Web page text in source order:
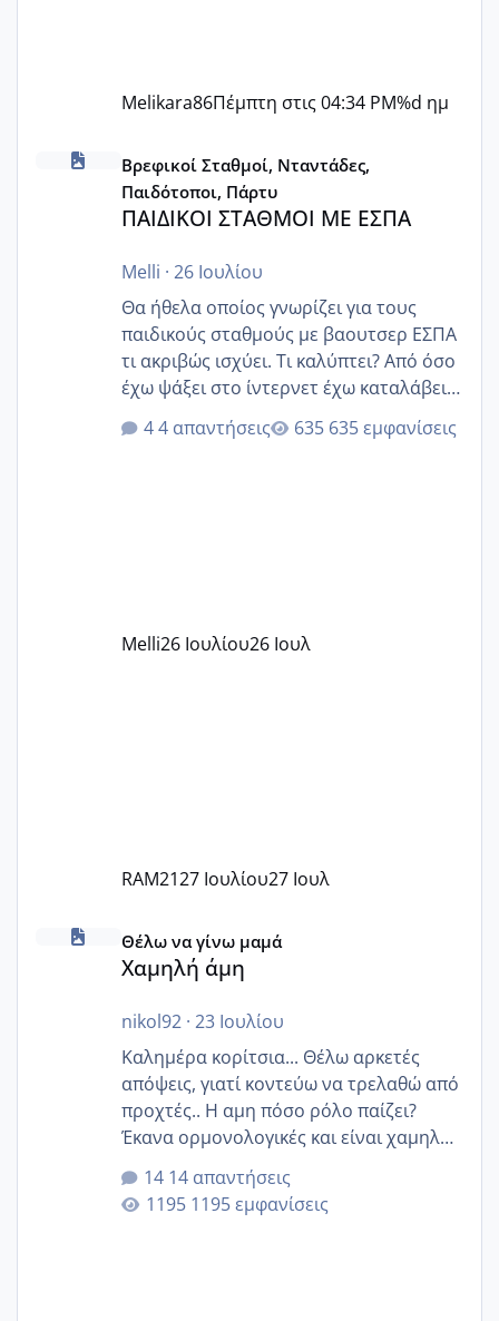
Melikara86Πέμπτη στις 04:34 PM%d ημ
ΠΑΙΔΙΚΟΙ ΣΤΑΘΜΟΙ ΜΕ ΕΣΠΑ
Βρεφικοί Σταθμοί, Νταντάδες,
Παιδότοποι, Πάρτυ
ΠΑΙΔΙΚΟΙ ΣΤΑΘΜΟΙ ΜΕ ΕΣΠΑ
Melli · 26 Ιουλίου
Θα ήθελα οποίος γνωρίζει για τους
παιδικούς σταθμούς με βαουτσερ ΕΣΠΑ
τι ακριβώς ισχύει. Τι καλύπτει? Από όσο
έχω ψάξει στο ίντερνετ έχω καταλάβει
ότι το βαουτσερ καλύπτει όλα τα
δίδακτρα και τα τροφεια του ιδιωτικού
Εγώ πήγα σε έναν ιδιωτικό παιδικό στ
4 απαντήσεις 635 εμφανίσεις
Melli26 Ιουλίου26 Ιουλ
RAM2127 Ιουλίου27 Ιουλ
Χαμηλή άμη
Θέλω να γίνω μαμά
Χαμηλή άμη
nikol92· 23 Ιουλίου
Καλημέρα κορίτσια... Θέλω αρκετές
απόψεις, γιατί κοντεύω να τρελαθώ από
προχτές.. Η αμη πόσο ρόλο παίζει?
Έκανα ορμονολογικές και είναι χαμηλή
για την ηλικία μου.. Είχα ήδη μια
εγκυμοσύνη, που έπρεπε να τερματιστεί
στην 27η εβδομάδα και προσπαθώ 7
14 απαντήσεις
1195 εμφανίσεις